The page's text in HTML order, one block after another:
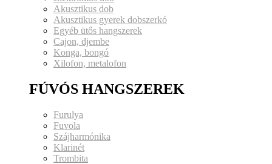
Akusztikus dob
Akusztikus gyerek dobszerkó
Egyéb ütős hangszerek
Cajon, djembe
Konga, bongó
Xilofon, metalofon
FÚVÓS HANGSZEREK
Furulya
Fuvola
Szájharmónika
Klarinét
Trombita